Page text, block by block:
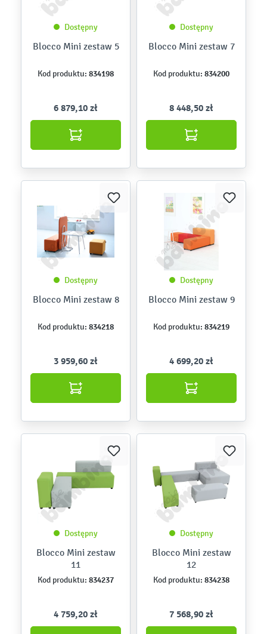
Dostępny
Blocco Mini zestaw 5
Kod produktu: 834198
6 879,10 zł
Dostępny
Blocco Mini zestaw 7
Kod produktu: 834200
8 448,50 zł
Dostępny
Blocco Mini zestaw 8
Kod produktu: 834218
3 959,60 zł
Dostępny
Blocco Mini zestaw 9
Kod produktu: 834219
4 699,20 zł
Dostępny
Blocco Mini zestaw
11
Kod produktu: 834237
4 759,20 zł
Dostępny
Blocco Mini zestaw
12
Kod produktu: 834238
7 568,90 zł